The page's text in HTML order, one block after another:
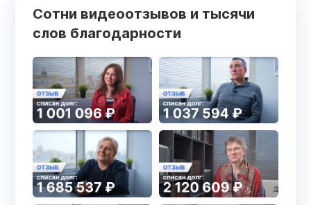
Сотни видеоотзывов и тысячи
слов благодарности